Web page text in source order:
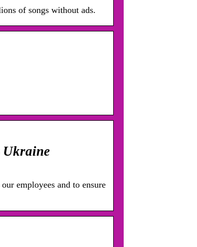
of songs without ads.
Ukraine
employees and to ensure